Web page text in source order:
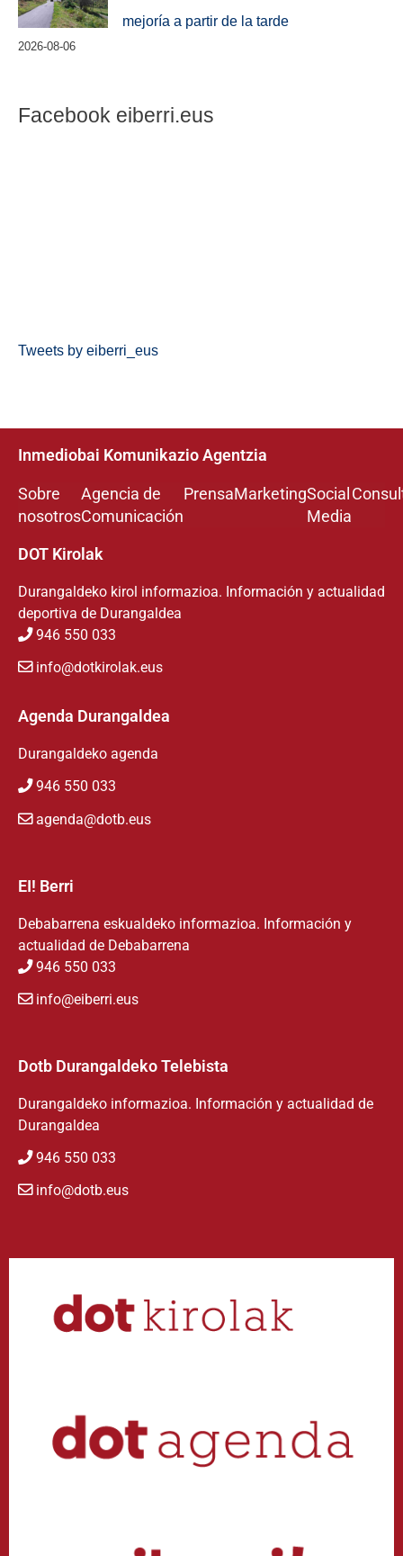
mejoría a partir de la tarde
2026-08-06
Facebook eiberri.eus
Tweets by eiberri_eus
Inmediobai Komunikazio Agentzia
Sobre
nosotros
Agencia de
Comunicación
PrensaMarketingSocial
Media
DOT Kirolak
Durangaldeko kirol informazioa. Información y actualidad
deportiva de Durangaldea
946 550 033
info@dotkirolak.eus
Agenda Durangaldea
Durangaldeko agenda
946 550 033
agenda@dotb.eus
EI! Berri
Debabarrena eskualdeko informazioa. Información y
actualidad de Debabarrena
946 550 033
info@eiberri.eus
Dotb Durangaldeko Telebista
Durangaldeko informazioa. Información y actualidad de
Durangaldea
946 550 033
info@dotb.eus